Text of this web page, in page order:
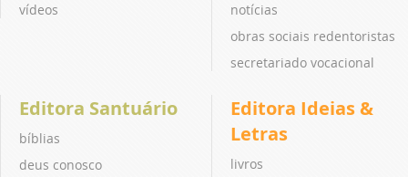
vídeos
notícias
obras sociais redentoristas
secretariado vocacional
Editora Santuário
bíblias
deus conosco
Editora Ideias &
Letras
livros